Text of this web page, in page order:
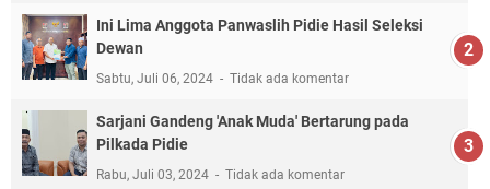
Ini Lima Anggota Panwaslih Pidie Hasil Seleksi
Dewan
Sabtu, Juli 06, 2024 Tidak ada komentar
Sarjani Gandeng 'Anak Muda' Bertarung pada
Pilkada Pidie
Rabu, Juli 03, 2024 Tidak ada komentar